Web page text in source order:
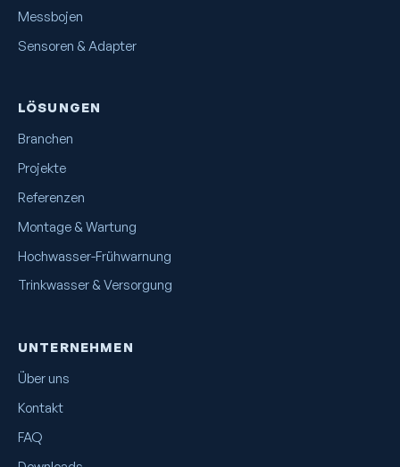
Messbojen
Sensoren & Adapter
LÖSUNGEN
Branchen
Projekte
Referenzen
Montage & Wartung
Hochwasser-Frühwarnung
Trinkwasser & Versorgung
UNTERNEHMEN
Über uns
Kontakt
FAQ